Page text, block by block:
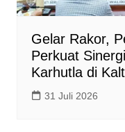
Gelar Rakor,
Perkuat
Karhutla di
31 Juli 2026